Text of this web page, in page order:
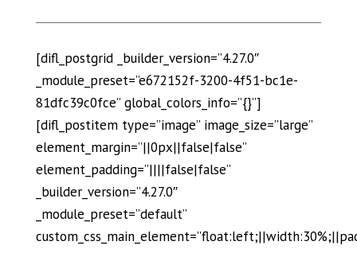
[difl_postgrid _builder_version=”4.27.0″
_module_preset=”e672152f-3200-4f51-bc1e-
81dfc39c0fce” global_colors_info=”{}”]
[difl_postitem type=”image” image_size=”large”
element_margin=”||0px||false|false”
element_padding=”||||false|false”
_builder_version=”4.27.0″
_module_preset=”default”